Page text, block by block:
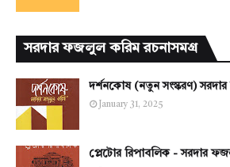
সরদার ফজলুল করিম রচনাসমগ্র
দর্শনকোষ (নতুন সংস্করণ)
January 31, 2025
প্লেটোর রিপাবলিক - সরদার